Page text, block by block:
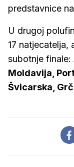
predstavnice
U drugoj
17 natjecatelja,
subotnje finale:
Moldavija,
Švicarska,